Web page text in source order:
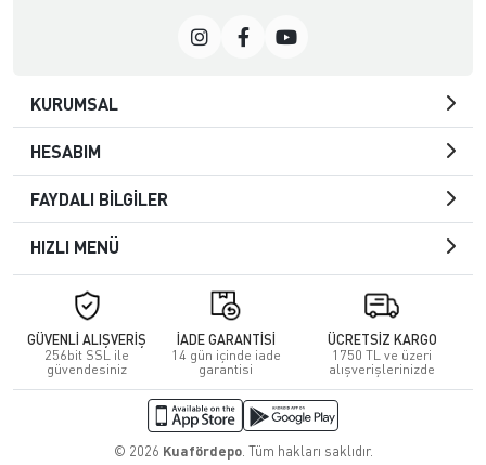
KURUMSAL
HESABIM
FAYDALI BİLGİLER
HIZLI MENÜ
GÜVENLİ ALIŞVERİŞ
256bit SSL ile
güvendesiniz
İADE GARANTİSİ
14 gün içinde iade
garantisi
ÜCRETSİZ KARGO
1750 TL ve üzeri
alışverişlerinizde
© 2026 Kuafördepo. Tüm hakları saklıdır.